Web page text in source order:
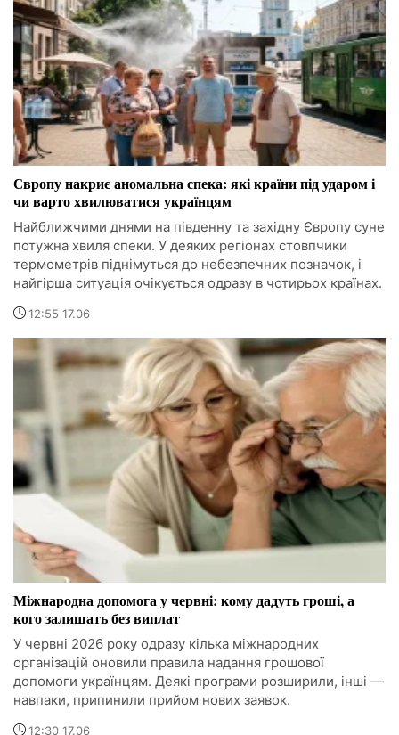
Європу накриє аномальна спека: які країни під ударом і
чи варто хвилюватися українцям
Найближчими днями на південну та західну Європу суне
потужна хвиля спеки. У деяких регіонах стовпчики
термометрів піднімуться до небезпечних позначок, і
найгірша ситуація очікується одразу в чотирьох країнах.
12:55 17.06
Міжнародна допомога у червні: кому дадуть гроші, а
кого залишать без виплат
У червні 2026 року одразу кілька міжнародних
організацій оновили правила надання грошової
допомоги українцям. Деякі програми розширили, інші —
навпаки, припинили прийом нових заявок.
12:30 17.06